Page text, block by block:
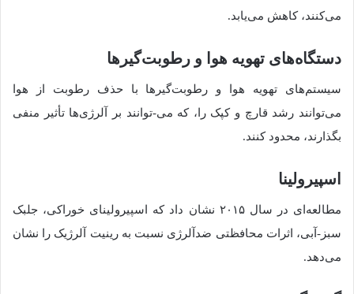
می‌کنند، کاهش می‌یابد.
دستگاه‌های تهویه هوا و رطوبت‌گیرها
سیستم‌های تهویه هوا و رطوبت‌گیرها با حذف رطوبت از هوا
می‌توانند رشد قارچ و کپک را، که می-توانند بر آلرژی‌ها تأثیر منفی
بگذارند، محدود کنند.
اسپیرولینا
مطالعه‌ای در سال ۲۰۱۵ نشان داد که اسپیرولینای خوراکی، جلبک
سبز-آبی، اثرات محافظتی ضدآلرژی نسبت به رینیت آلرژیک را نشان
می‌دهد.